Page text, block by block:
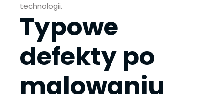
technologii.
Typowe
defekty po
malowaniu